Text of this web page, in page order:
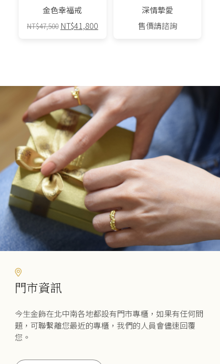
金色幸福戒
NT$47,500 原
NT$41,800目
深情摯愛
售價請諮詢
門市資訊
今生金飾在北中南各地都設有門市專櫃，如果有任何問
題，可聯繫離您最近的專櫃，我們的人員會儘速回覆
您。